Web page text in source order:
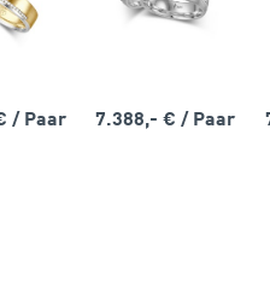
/ Paar 7.388,- €/ Paar